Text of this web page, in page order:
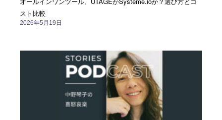
スト比較
2026年5月19日